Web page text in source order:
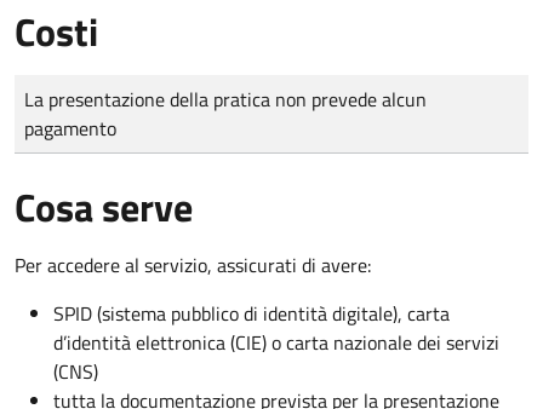
Costi
Tipo di pagamento
Importo
La presentazione della pratica non prevede alcun
pagamento
Cosa serve
Per accedere al servizio, assicurati di avere:
SPID (sistema pubblico di identità digitale), carta
d’identità elettronica (CIE) o carta nazionale dei servizi
(CNS)
tutta la documentazione prevista per la presentazione